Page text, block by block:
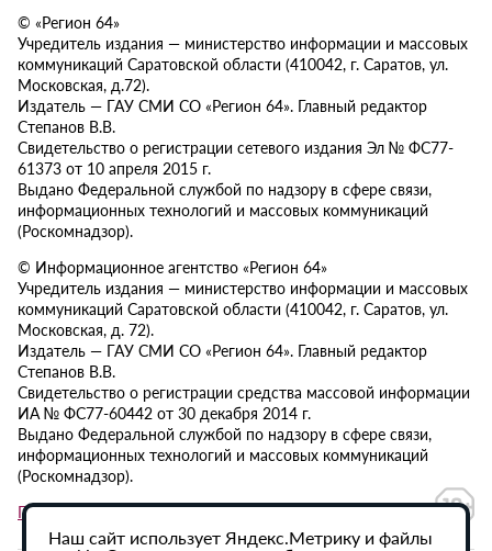
© «Регион 64»
Учредитель издания — министерство информации и массовых
коммуникаций Саратовской области (410042, г. Саратов, ул.
Московская, д.72).
Издатель — ГАУ СМИ СО «Регион 64». Главный редактор
Степанов В.В.
Свидетельство о регистрации сетевого издания Эл № ФС77-
61373 от 10 апреля 2015 г.
Выдано Федеральной службой по надзору в сфере связи,
информационных технологий и массовых коммуникаций
(Роскомнадзор).
© Информационное агентство «Регион 64»
Учредитель издания — министерство информации и массовых
коммуникаций Саратовской области (410042, г. Саратов, ул.
Московская, д. 72).
Издатель — ГАУ СМИ СО «Регион 64». Главный редактор
Степанов В.В.
Свидетельство о регистрации средства массовой информации
ИА № ФС77-60442 от 30 декабря 2014 г.
Выдано Федеральной службой по надзору в сфере связи,
информационных технологий и массовых коммуникаций
(Роскомнадзор).
Политика в отношении обработки персональных данных
Наш сайт использует Яндекс.Метрику и файлы